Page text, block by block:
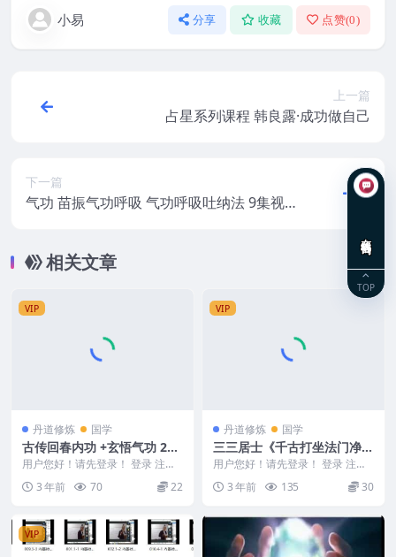
小易 分享 收藏 点赞(0)
上一篇
占星系列课程 韩良露·成功做自己
下一篇
气功 苗振气功呼吸 气功呼吸吐纳法 9集视频
相关文章
VIP
丹道修炼 国学
古传回春内功 +玄悟气功 2个
文档
用户您好！请先登录！ 登录 注册
古传回春内功 +玄悟气功 2个文档
Y2308...
3 年前 70 22
VIP
丹道修炼 国学
三三居士《千古打坐法门净化
身心》 视频16集
用户您好！请先登录！ 登录 注册
三三居士《千古打坐法门净化身
心》 视频16集 ...
3 年前 135 30
VIP
TOP